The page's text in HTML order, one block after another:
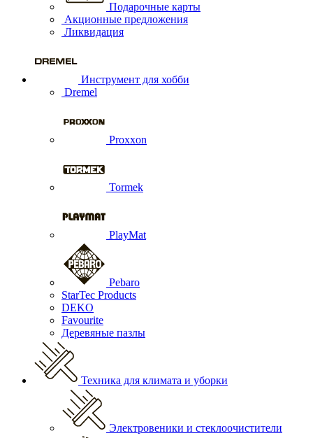
Подарочные карты
Акционные предложения
Ликвидация
Инструмент для хобби
Dremel
Proxxon
Tormek
PlayMat
Pebaro
StarTec Products
DEKO
Favourite
Деревяные пазлы
Техника для климата и уборки
Электровеники и стеклоочистители